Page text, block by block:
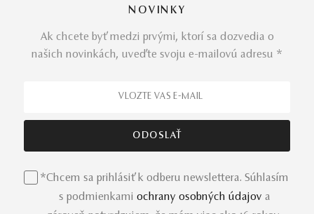
Ak chcete byť medzi prvými, ktorí sa dozvedia o
našich novinkách, uveďte svoju e-mailovú adresu *
*Chcem sa prihlásiť k odberu newslettera. Súhlasím
s podmienkamiochrany osobných údajov a
zároveň potvrdzujem, že mám viac ako 16 rokov.